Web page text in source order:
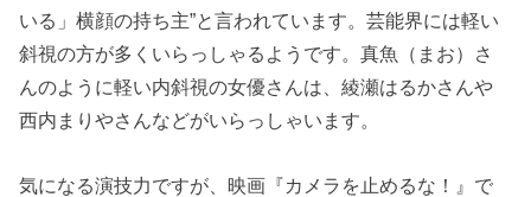
いる」横顔の持ち主”と言われています。芸能界には軽い
斜視の方が多くいらっしゃるようです。真魚（まお）さ
んのように軽い内斜視の女優さんは、綾瀬はるかさんや
西内まりやさんなどがいらっしゃいます。
気になる演技力ですが、映画『カメラを止めるな！』で